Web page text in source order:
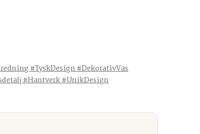
#TyskDesign #DekorativVas
#Hantverk #UnikDesign